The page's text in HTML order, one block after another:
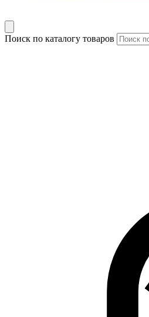
Поиск по каталогу товаров